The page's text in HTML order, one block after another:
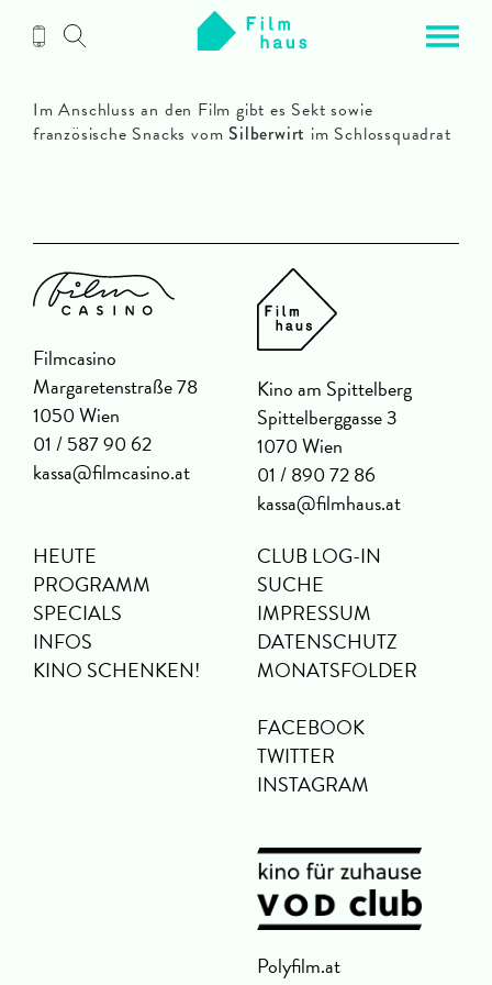
Inhalt
Im Anschluss an den Film gibt es Sekt sowie
französische Snacks vomSilberwirt im Schlossquadrat
Filmcasino
Margaretenstraße 78
1050 Wien
01 / 587 90 62
kassa@filmcasino.at
Kino am Spittelberg
Spittelberggasse 3
1070 Wien
01 / 890 72 86
kassa@filmhaus.at
HEUTE
PROGRAMM
SPECIALS
INFOS
KINO SCHENKEN!
CLUB LOG-IN
SUCHE
IMPRESSUM
DATENSCHUTZ
MONATSFOLDER
FACEBOOK
TWITTER
INSTAGRAM
Polyfilm.at